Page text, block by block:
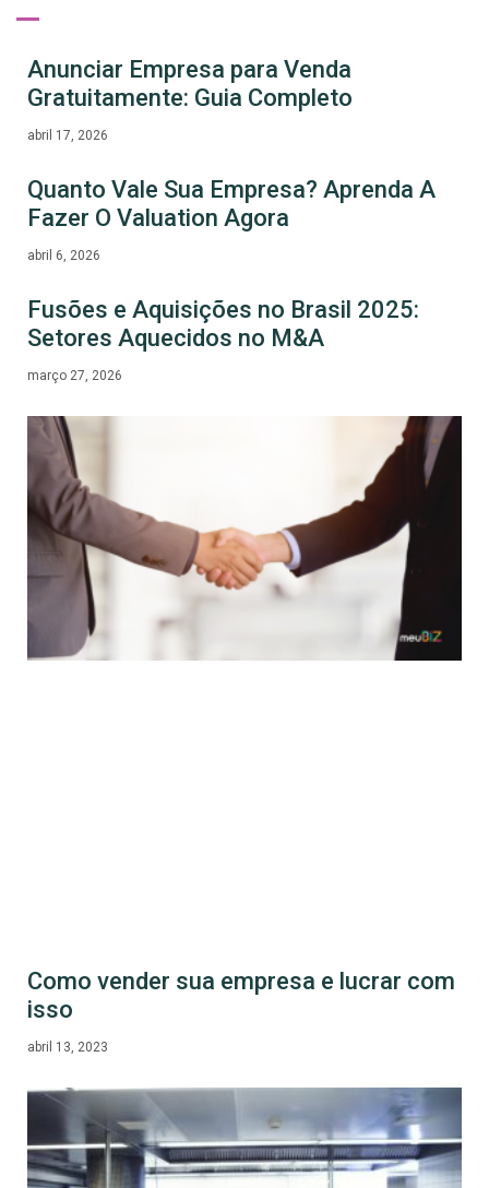
Anunciar Empresa para Venda
Gratuitamente: Guia Completo
abril 17, 2026
Quanto Vale Sua Empresa? Aprenda A
Fazer O Valuation Agora
abril 6, 2026
Fusões e Aquisições no Brasil 2025:
Setores Aquecidos no M&A
março 27, 2026
Como vender sua empresa e lucrar com
isso
abril 13, 2023